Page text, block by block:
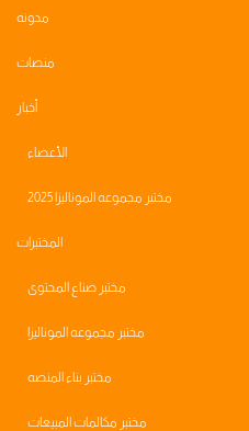
مدونه
منصات
أخبار
الأعضاء
مختبر مجموعه الموناليزا 2025
المختبرات
مختبر صناع المحتوى
مختبر مجموعه الموناليزا
مختبر بناء المنصه
مختبر مكالمات المبيعات